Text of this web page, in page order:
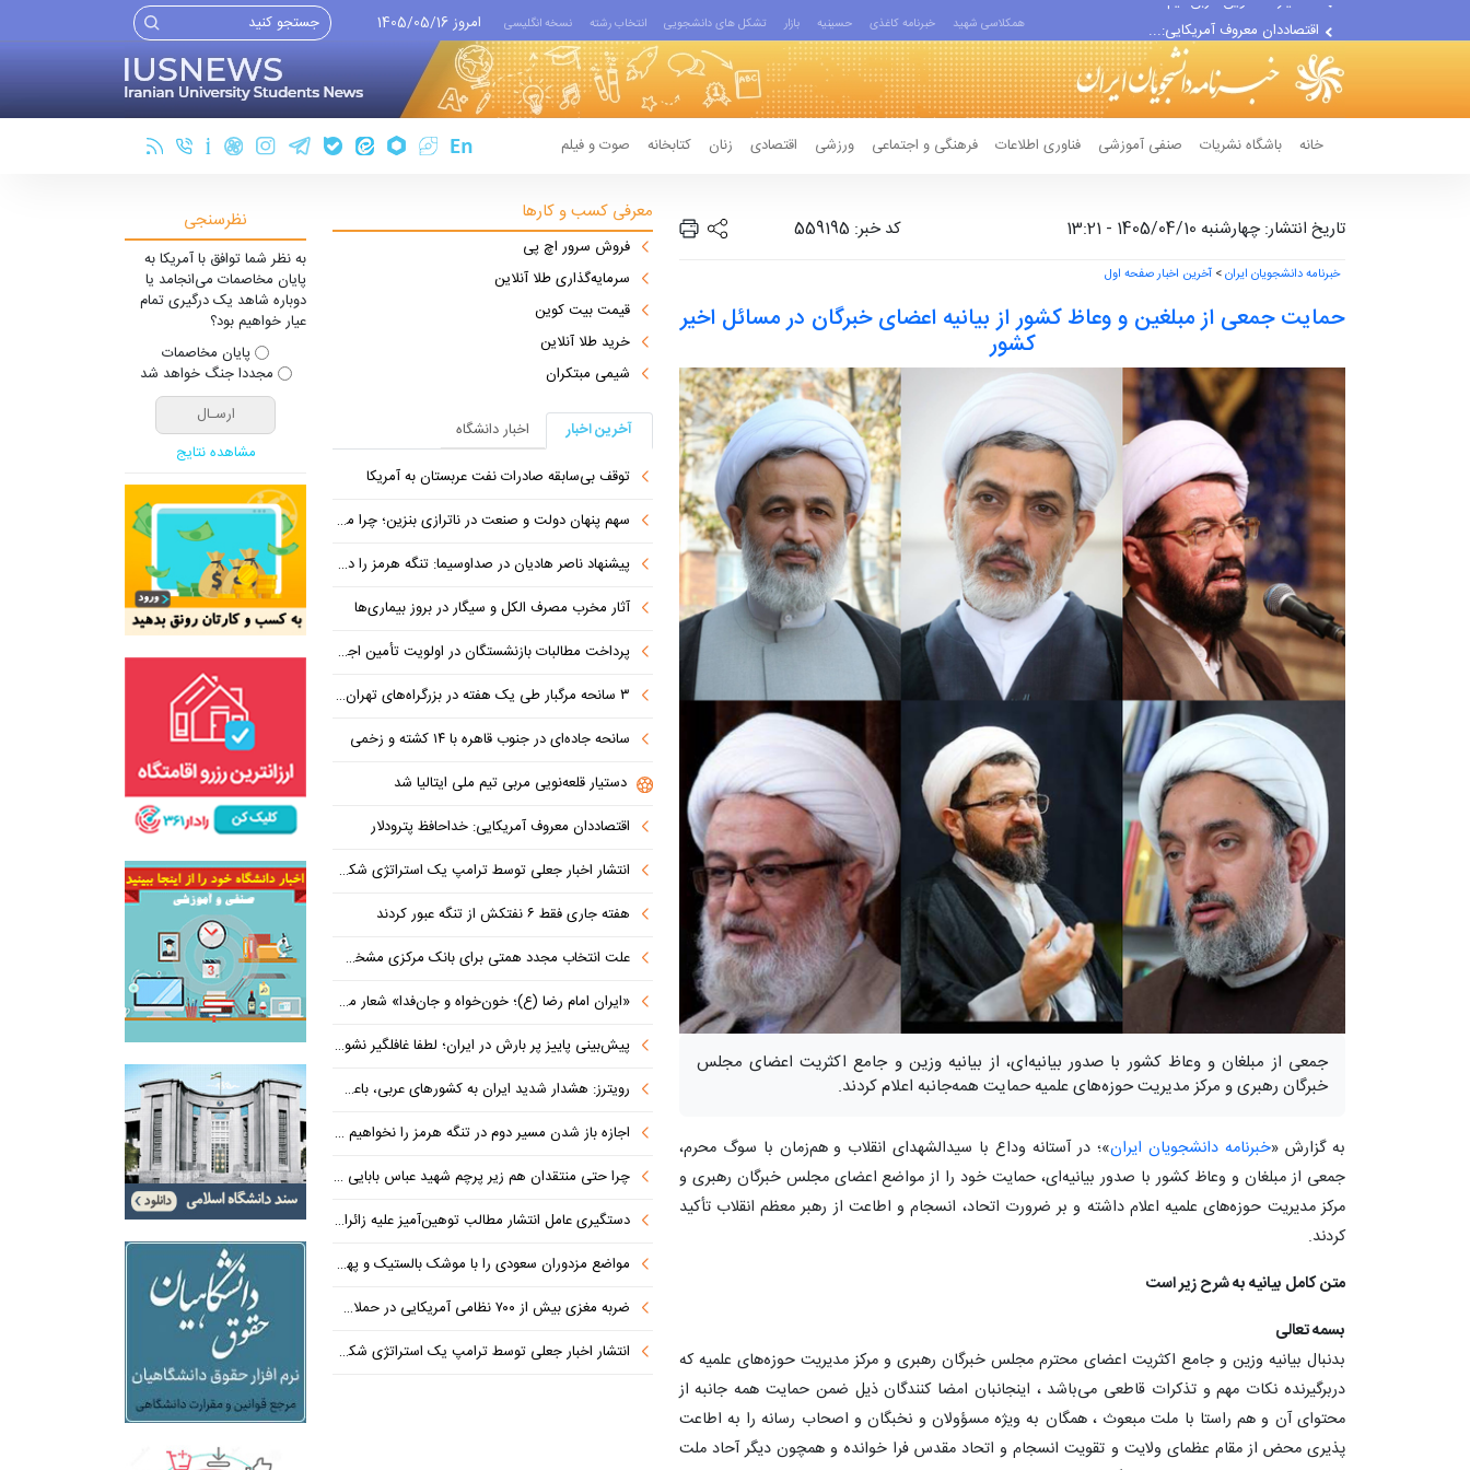
اقتصاددان معروف آمریکایی:...
انتشار اخبار جعلی توسط...
همکلاسی شهید خبرنامه کاغذی حسینیه بازار تشکل های دانشجویی انتخاب رشته نسخه انگلیسی امروز 1405/05/16
خانه باشگاه نشریات صنفی آموزشی فناوری اطلاعات فرهنگی و اجتماعی ورزشی اقتصادی زنان کتابخانه صوت و فیلم
تاریخ انتشار: چهارشنبه 1405/04/10 - 13:21 کد خبر: 559195
خبرنامه دانشجویان ایران> آخرین اخبار صفحه اول
حمایت جمعی از مبلغین و وعاظ کشور از بیانیه اعضای خبرگان در مسائل اخیر
کشور
جمعی از مبلغان و وعاظ کشور با صدور بیانیه‌ای، از بیانیه وزین و جامع اکثریت اعضای مجلس
خبرگان رهبری و مرکز مدیریت حوزه‌های علمیه حمایت همه‌جانبه اعلام کردند.
به گزارش «خبرنامه دانشجویان ایران»؛ در آستانه وداع با سیدالشهدای انقلاب و هم‌زمان با سوگ محرم،
جمعی از مبلغان و وعاظ کشور با صدور بیانیه‌ای، حمایت خود را از مواضع اعضای مجلس خبرگان رهبری و
مرکز مدیریت حوزه‌های علمیه اعلام داشته و بر ضرورت اتحاد، انسجام و اطاعت از رهبر معظم انقلاب تأکید
کردند.
متن کامل بیانیه به شرح زیر است
بسمه تعالی
بدنبال بیانیه وزین و جامع اکثریت اعضای محترم مجلس خبرگان رهبری و مرکز مدیریت حوزه‌های علمیه که
دربرگیرنده نکات مهم و تذکرات قاطعی می‌باشد ، اینجانبان امضا کنندگان ذیل ضمن حمایت همه جانبه از
محتوای آن و هم راستا با ملت مبعوث ، همگان به ویژه مسؤولان و نخبگان و اصحاب رسانه را به اطاعت
پذیری محض از مقام عظمای ولایت و تقویت انسجام و اتحاد مقدس فرا خوانده و همچون دیگر آحاد ملت
معرفی کسب و کارها
فروش سرور اچ پی
سرمایه‌گذاری طلا آنلاین
قیمت بیت کوین
خرید طلا آنلاین
شیمی مبتکران
آخرین اخبار
اخبار دانشگاه
توقف بی‌سابقه صادرات نفت عربستان به آمریکا
سهم پنهان دولت و صنعت در ناترازی بنزین؛ چرا مردم مقصر اصلی نیستند؟
پیشنهاد ناصر هادیان در صداوسیما: تنگه هرمز را در ازای رفع تحریم معامله کنیم
آثار مخرب مصرف الکل و سیگار در بروز بیماری‌ها
پرداخت مطالبات بازنشستگان در اولویت تأمین اجتماعی؛ پیگیری برای تأمین منابع ادامه دارد
۳ سانحه مرگبار طی یک هفته در بزرگراه‌های تهران؛ هشدار دوباره به رانندگان و عابران
سانحه جاده‌ای در جنوب قاهره با ۱۴ کشته و زخمی
دستیار قلعه‌نویی مربی تیم ملی ایتالیا شد
اقتصاددان معروف آمریکایی: خداحافظ پترودلار
انتشار اخبار جعلی توسط ترامپ یک استراتژی شکست خورده است
هفته جاری فقط ۶ نفتکش از تنگه عبور کردند
علت انتخاب مجدد همتی برای بانک مرکزی مشخص شد: پزشکیان هنوز هم متوجه نشده است چرا همتی استیضاح شد!
«ایران امام رضا (ع)؛ خون‌خواه و جان‌فدا» شعار محوری دهه پایانی صفر شد
پیش‌بینی پاییز پر بارش در ایران؛ لطفا غافلگیر نشوید
رویترز: هشدار شدید ایران به کشورهای عربی، باعث توقف حمله آمریکا شد
اجازه باز شدن مسیر دوم در تنگه هرمز را نخواهیم داد
چرا حتی منتقدان هم زیر پرچم شهید عباس بابایی ایستادند؟
دستگیری عامل انتشار مطالب توهین‌آمیز علیه زائران اربعین در فضای مجازی
مواضع مزدوران سعودی را با موشک بالستیک و پهپاد در هم شکستیم
ضربه مغزی بیش از ۷۰۰ نظامی آمریکایی در حملات ایران
انتشار اخبار جعلی توسط ترامپ یک استراتژی شکست خورده است
نظرسنجی
به نظر شما توافق با آمریکا به
پایان مخاصمات می‌انجامد یا
دوباره شاهد یک درگیری تمام
عیار خواهیم بود؟
پایان مخاصمات
مجددا جنگ خواهد شد
مشاهده نتایج